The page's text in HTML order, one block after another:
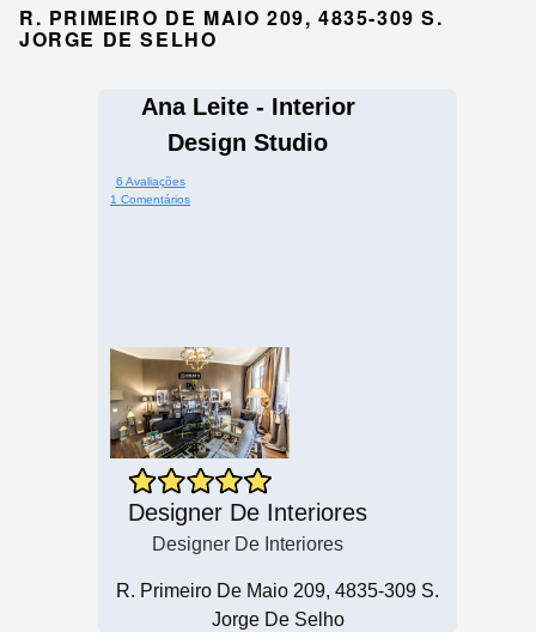
R. PRIMEIRO DE MAIO 209, 4835-309 S.
JORGE DE SELHO
Ana Leite - Interior
Design Studio
6 Avaliações
1 Comentários
Designer De Interiores
Designer De Interiores
R. Primeiro De Maio 209, 4835-309 S.
Jorge De Selho